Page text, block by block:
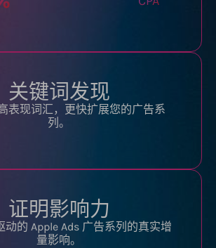
关键词发现
表现词汇，更快扩展您的广告系
列。
证明影响力
动的 Apple Ads 广告系列的真实增
量影响。